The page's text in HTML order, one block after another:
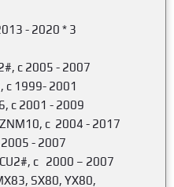
- 2020 * 3
c 2005 - 2007
c 1999- 2001
c 2001 - 2009
c 2004 - 2017
- 2007
c 2000 – 2007
SX80, YX80,